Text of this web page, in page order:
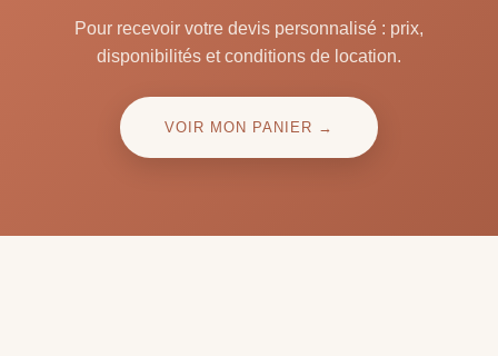
Pour recevoir votre devis personnalisé : prix,
disponibilités et conditions de location.
VOIR MON PANIER →